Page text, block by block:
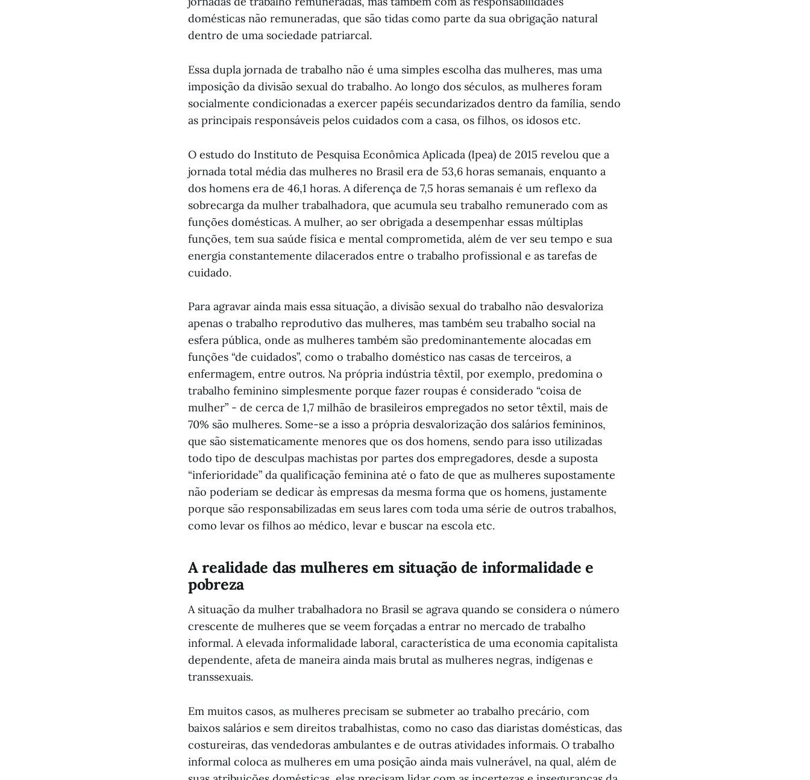
domésticas não remuneradas, que são tidas como parte da sua obrigação natural
dentro de uma sociedade patriarcal.
Essa dupla jornada de trabalho não é uma simples escolha das mulheres, mas uma
imposição da divisão sexual do trabalho. Ao longo dos séculos, as mulheres foram
socialmente condicionadas a exercer papéis secundarizados dentro da família, sendo
as principais responsáveis pelos cuidados com a casa, os filhos, os idosos etc.
O estudo do Instituto de Pesquisa Econômica Aplicada (Ipea) de 2015 revelou que a
jornada total média das mulheres no Brasil era de 53,6 horas semanais, enquanto a
dos homens era de 46,1 horas. A diferença de 7,5 horas semanais é um reflexo da
sobrecarga da mulher trabalhadora, que acumula seu trabalho remunerado com as
funções domésticas. A mulher, ao ser obrigada a desempenhar essas múltiplas
funções, tem sua saúde física e mental comprometida, além de ver seu tempo e sua
energia constantemente dilacerados entre o trabalho profissional e as tarefas de
cuidado.
Para agravar ainda mais essa situação, a divisão sexual do trabalho não desvaloriza
apenas o trabalho reprodutivo das mulheres, mas também seu trabalho social na
esfera pública, onde as mulheres também são predominantemente alocadas em
funções “de cuidados”, como o trabalho doméstico nas casas de terceiros, a
enfermagem, entre outros. Na própria indústria têxtil, por exemplo, predomina o
trabalho feminino simplesmente porque fazer roupas é considerado “coisa de
mulher” - de cerca de 1,7 milhão de brasileiros empregados no setor têxtil, mais de
70% são mulheres. Some-se a isso a própria desvalorização dos salários femininos,
que são sistematicamente menores que os dos homens, sendo para isso utilizadas
todo tipo de desculpas machistas por partes dos empregadores, desde a suposta
“inferioridade” da qualificação feminina até o fato de que as mulheres supostamente
não poderiam se dedicar às empresas da mesma forma que os homens, justamente
porque são responsabilizadas em seus lares com toda uma série de outros trabalhos,
como levar os filhos ao médico, levar e buscar na escola etc.
A realidade das mulheres em situação de informalidade e
pobreza
A situação da mulher trabalhadora no Brasil se agrava quando se considera o número
crescente de mulheres que se veem forçadas a entrar no mercado de trabalho
informal. A elevada informalidade laboral, característica de uma economia capitalista
dependente, afeta de maneira ainda mais brutal as mulheres negras, indígenas e
transsexuais.
Em muitos casos, as mulheres precisam se submeter ao trabalho precário, com
baixos salários e sem direitos trabalhistas, como no caso das diaristas domésticas, das
costureiras, das vendedoras ambulantes e de outras atividades informais. O trabalho
informal coloca as mulheres em uma posição ainda mais vulnerável, na qual, além de